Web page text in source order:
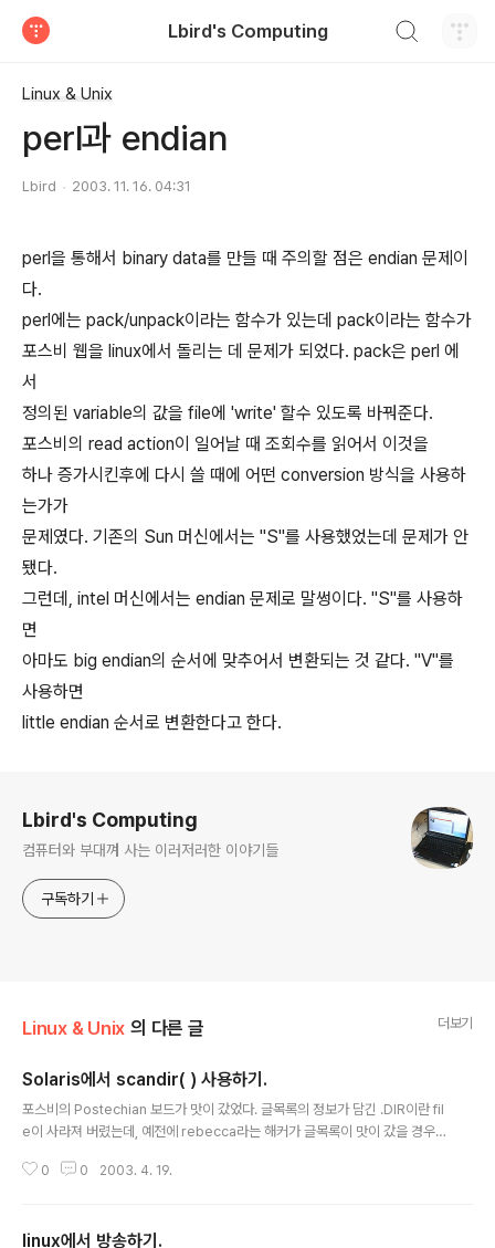
Lbird's Computing
Linux & Unix
perl과 endian
Lbird 2003. 11. 16. 04:31
perl을 통해서 binary data를 만들 때 주의할 점은 endian 문제이
다.
perl에는 pack/unpack이라는 함수가 있는데 pack이라는 함수가
포스비 웹을 linux에서 돌리는 데 문제가 되었다. pack은 perl 에
서
정의된 variable의 값을 file에 'write' 할수 있도록 바꿔준다.
포스비의 read action이 일어날 때 조회수를 읽어서 이것을
하나 증가시킨후에 다시 쓸 때에 어떤 conversion 방식을 사용하
는가가
문제였다. 기존의 Sun 머신에서는 "S"를 사용했었는데 문제가 안
됐다.
그런데, intel 머신에서는 endian 문제로 말썽이다. "S"를 사용하
면
아마도 big endian의 순서에 맞추어서 변환되는 것 같다. "V"를
사용하면
little endian 순서로 변환한다고 한다.
Lbird's Computing
컴퓨터와 부대껴 사는 이러저러한 이야기들
구독하기
Linux & Unix 의 다른 글 더보기
Solaris에서 scandir( ) 사용하기.
포스비의 Postechian 보드가 맛이 갔었다. 글목록의 정보가 담긴 .DIR이란 fil
e이 사라져 버렸는데, 예전에 rebecca라는 해커가 글목록이 맛이 갔을 경우
는 것이다. 이 프로그램에서 scandir()이라는 function을 사용하는데 이것이
당황스러울 수밖에 없었다. 어쩐다. man page를 읽어보니 BSD계열이 아니
0 0 2003. 4. 19.
linux에서 방송하기.